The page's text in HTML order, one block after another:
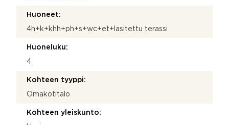
Huoneet:
4h+k+khh+ph+s+wc+et+lasitettu terassi
Huoneluku:
4
Kohteen tyyppi:
Omakotitalo
Kohteen yleiskunto: